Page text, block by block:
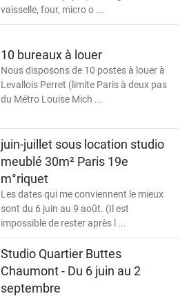
vaisselle, four, micro o ...
10 bureaux à louer
Nous disposons de 10 postes à louer à
Levallois Perret (limite Paris à deux pas
du Métro Louise Mich ...
juin-juillet sous location studio
meublé 30m² Paris 19e
m°riquet
Les dates qui me conviennent le mieux
sont du 6 juin au 9 août. (Il est
impossible de rester après l ...
Studio Quartier Buttes
Chaumont - Du 6 juin au 2
septembre